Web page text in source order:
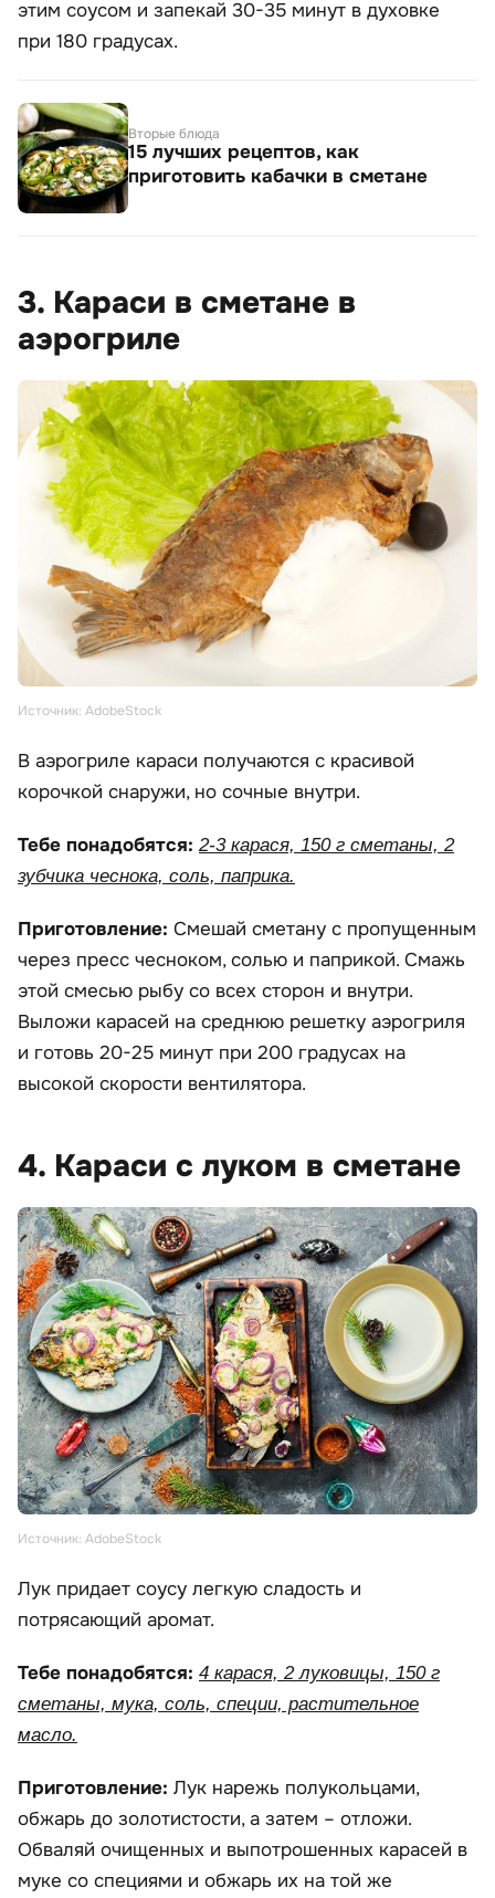
этим соусом и запекай 30-35 минут в духовке
при 180 градусах.
Вторые блюда
15 лучших рецептов, как
приготовить кабачки в сметане
3. Караси в сметане в
аэрогриле
Источник: AdobeStock
В аэрогриле караси получаются с красивой
корочкой снаружи, но сочные внутри.
Тебе понадобятся: 2-3 карася, 150 г сметаны, 2
зубчика чеснока, соль, паприка.
Приготовление: Смешай сметану с пропущенным
через пресс чесноком, солью и паприкой. Смажь
этой смесью рыбу со всех сторон и внутри.
Выложи карасей на среднюю решетку аэрогриля
и готовь 20-25 минут при 200 градусах на
высокой скорости вентилятора.
4. Караси с луком в сметане
Источник: AdobeStock
Лук придает соусу легкую сладость и
потрясающий аромат.
Тебе понадобятся: 4 карася, 2 луковицы, 150 г
сметаны, мука, соль, специи, растительное
масло.
Приготовление: Лук нарежь полукольцами,
обжарь до золотистости, а затем – отложи.
Обваляй очищенных и выпотрошенных карасей в
муке со специями и обжарь их на той же